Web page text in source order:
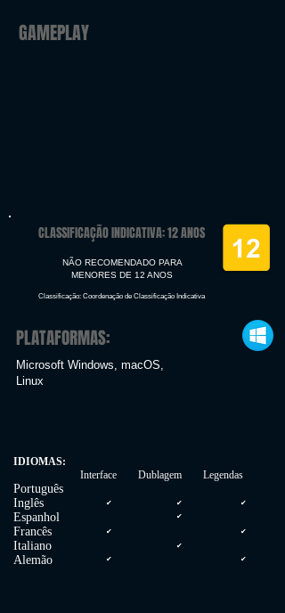
GAMEPLAY
CLASSIFICAÇÃO INDICATIVA: 12 ANOS
NÃO RECOMENDADO PARA
MENORES DE 12 ANOS
Classificação: Coordenação de Classificação Indicativa
PLATAFORMAS:
Microsoft Windows, macOS,
Linux
IDIOMAS:
Interface Dublagem Legendas
Português
Inglês
Espanhol
Francês
Italiano
Alemão
✔ ✔
✔
✔ ✔
✔
✔ ✔ ✔